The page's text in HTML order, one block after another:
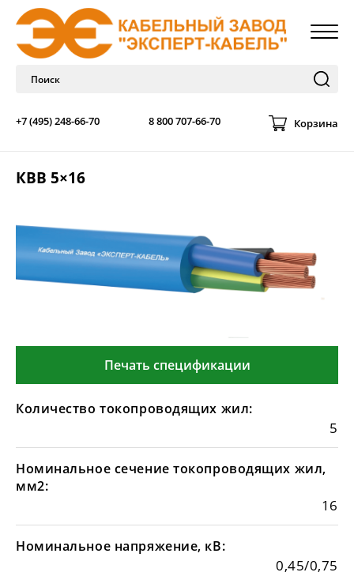
+7 (495) 248-66-70 8 800 707-66-70 Корзина
КВВ 5×16
Печать спецификации
Количество токопроводящих жил:
5
Номинальное сечение токопроводящих жил,
мм2:
16
Номинальное напряжение, кВ:
0,45/0,75